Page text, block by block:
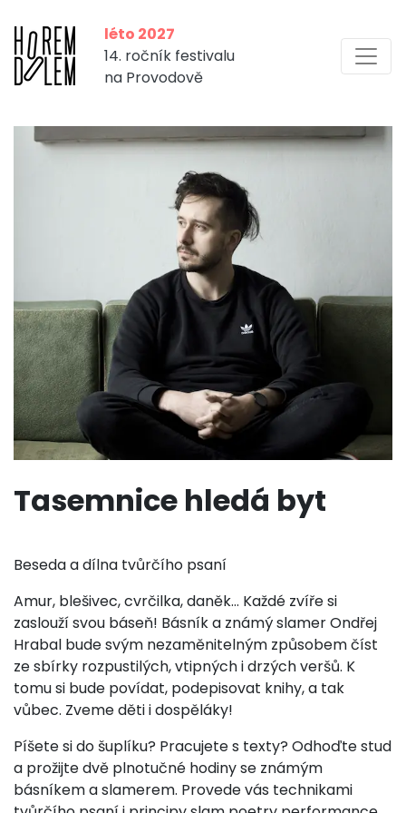
léto 2027
14. ročník festivalu
na Provodově
Tasemnice hledá byt
Beseda a dílna tvůrčího psaní
Amur, blešivec, cvrčilka, daněk… Každé zvíře si
zaslouží svou báseň! Básník a známý slamer Ondřej
Hrabal bude svým nezaměnitelným způsobem číst
ze sbírky rozpustilých, vtipných i drzých veršů. K
tomu si bude povídat, podepisovat knihy, a tak
vůbec. Zveme děti i dospěláky!
Píšete si do šuplíku? Pracujete s texty? Odhoďte stud
a prožijte dvě plnotučné hodiny se známým
básníkem a slamerem. Provede vás technikami